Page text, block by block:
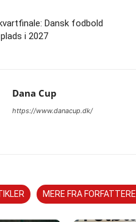
Dansk fodbold
i 2027
Dana Cup
https://www.danacup.dk/
MERE FRA